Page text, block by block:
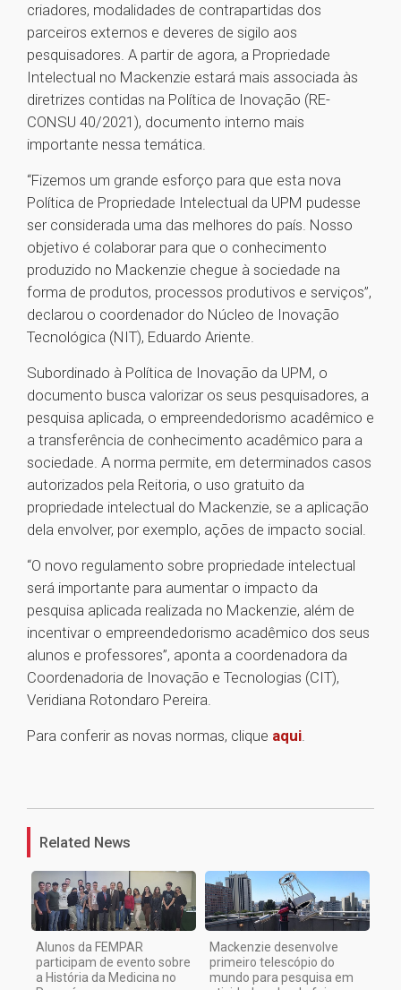
criadores, modalidades de contrapartidas dos
parceiros externos e deveres de sigilo aos
pesquisadores. A partir de agora, a Propriedade
Intelectual no Mackenzie estará mais associada às
diretrizes contidas na Política de Inovação (RE-
CONSU 40/2021), documento interno mais
importante nessa temática.
“Fizemos um grande esforço para que esta nova
Política de Propriedade Intelectual da UPM pudesse
ser considerada uma das melhores do país. Nosso
objetivo é colaborar para que o conhecimento
produzido no Mackenzie chegue à sociedade na
forma de produtos, processos produtivos e serviços”,
declarou o coordenador do Núcleo de Inovação
Tecnológica (NIT), Eduardo Ariente.
Subordinado à Política de Inovação da UPM, o
documento busca valorizar os seus pesquisadores, a
pesquisa aplicada, o empreendedorismo acadêmico e
a transferência de conhecimento acadêmico para a
sociedade. A norma permite, em determinados casos
autorizados pela Reitoria, o uso gratuito da
propriedade intelectual do Mackenzie, se a aplicação
dela envolver, por exemplo, ações de impacto social.
“O novo regulamento sobre propriedade intelectual
será importante para aumentar o impacto da
pesquisa aplicada realizada no Mackenzie, além de
incentivar o empreendedorismo acadêmico dos seus
alunos e professores”, aponta a coordenadora da
Coordenadoria de Inovação e Tecnologias (CIT),
Veridiana Rotondaro Pereira.
Para conferir as novas normas, clique aqui.
Related News
Alunos da FEMPAR
participam de evento sobre
a História da Medicina no
Mackenzie desenvolve
primeiro telescópio do
mundo para pesquisa em